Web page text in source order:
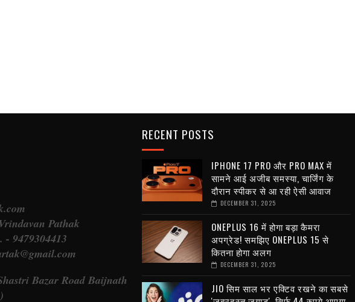
Pathak
- 9479304413
Bazar Road Baijnath
RECENT POSTS
IPHONE 17 PRO और PRO MAX में
सामने आई अजीब समस्या, चार्जिंग के
दौरान स्पीकर से आ रही ऐसी आवाज
DECEMBER 31, 2025
ONEPLUS 16 में होगा बड़ा कैमरा
अपग्रेड! समझिए ONEPLUS 15 से
कितना होगा अलग
DECEMBER 31, 2025
JIO सिम साल भर एक्टिव रखने का सबसे